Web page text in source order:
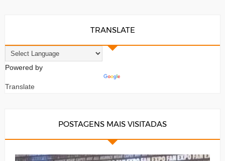
TRANSLATE
Powered by
Translate
POSTAGENS MAIS VISITADAS